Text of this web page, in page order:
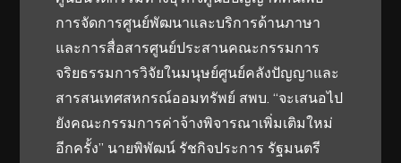
การจัดการศูนย์พัฒนาและบริการด้านภาษา
และการสื่อสารศูนย์ประสานคณะกรรมการ
จริยธรรมการวิจัยในมนุษย์ศูนย์คลังปัญญาและ
สารสนเทศสหกรณ์ออมทรัพย์ สพบ. “จะเสนอไป
ยังคณะกรรมการค่าจ้างพิจารณาเพิ่มเติมใหม่
อีกครั้ง” นายพิพัฒน์ รัชกิจประการ รัฐมนตรี